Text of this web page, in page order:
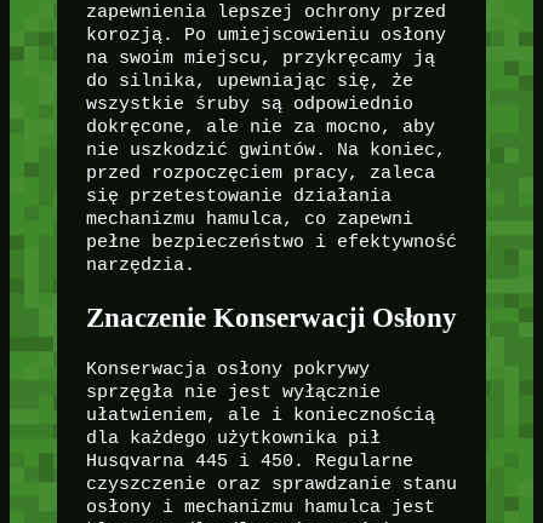
zapewnienia lepszej ochrony przed
korozją. Po umiejscowieniu osłony
na swoim miejscu, przykręcamy ją
do silnika, upewniając się, że
wszystkie śruby są odpowiednio
dokręcone, ale nie za mocno, aby
nie uszkodzić gwintów. Na koniec,
przed rozpoczęciem pracy, zaleca
się przetestowanie działania
mechanizmu hamulca, co zapewni
pełne bezpieczeństwo i efektywność
narzędzia.
Znaczenie Konserwacji Osłony
Konserwacja osłony pokrywy
sprzęgła nie jest wyłącznie
ułatwieniem, ale i koniecznością
dla każdego użytkownika pił
Husqvarna 445 i 450. Regularne
czyszczenie oraz sprawdzanie stanu
osłony i mechanizmu hamulca jest